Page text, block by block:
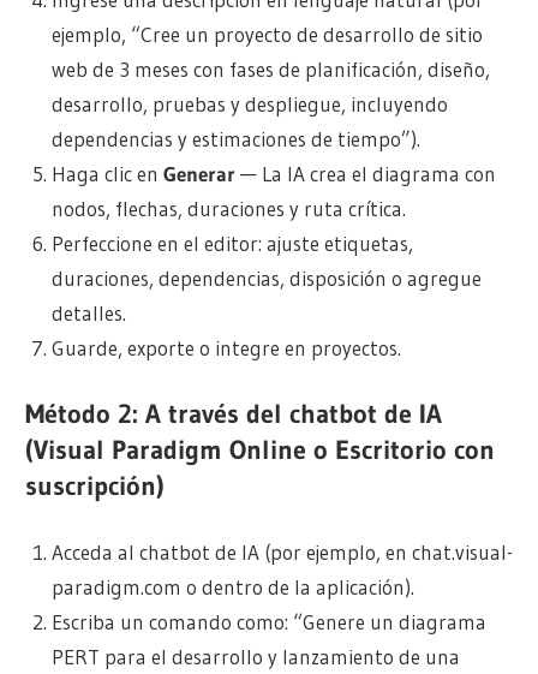
ejemplo, “Cree un proyecto de desarrollo de sitio
web de 3 meses con fases de planificación, diseño,
desarrollo, pruebas y despliegue, incluyendo
dependencias y estimaciones de tiempo”).
Haga clic en Generar— La IA crea el diagrama con
nodos, flechas, duraciones y ruta crítica.
Perfeccione en el editor: ajuste etiquetas,
duraciones, dependencias, disposición o agregue
detalles.
Guarde, exporte o integre en proyectos.
Método 2: A través del chatbot de IA
(Visual Paradigm Online o Escritorio con
suscripción)
Acceda al chatbot de IA (por ejemplo, en chat.visual-
paradigm.com o dentro de la aplicación).
Escriba un comando como: “Genere un diagrama
PERT para el desarrollo y lanzamiento de una